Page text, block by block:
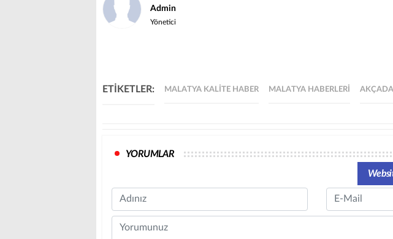
Admin
Yönetici
ETİKETLER: MALATYA KALITE HABER MALATYA HABERLERI
YORUMLAR
Name Email
Comment